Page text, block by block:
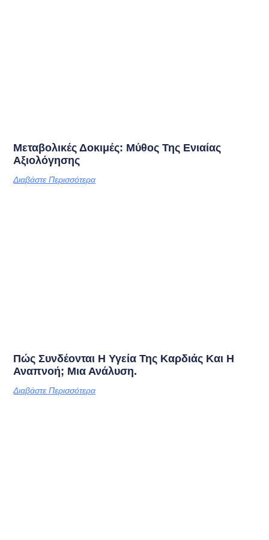
Μεταβολικές Δοκιμές: Μύθος Της Ενιαίας
Αξιολόγησης
Διαβάστε Περισσότερα
Πώς Συνδέονται Η Υγεία Της Καρδιάς Και Η
Αναπνοή; Μια Ανάλυση.
Διαβάστε Περισσότερα